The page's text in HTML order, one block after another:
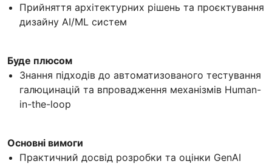
Прийняття архітектурних рішень та проєктування
дизайну AI/ML систем
Буде плюсом
Знання підходів до автоматизованого тестування
галюцинацій та впровадження механізмів Human-
in-the-loop
Основні вимоги
Практичний досвід розробки та оцінки GenAI